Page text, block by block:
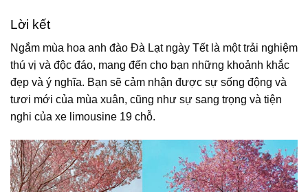
Lời kết
Ngắm mùa hoa anh đào Đà Lạt ngày Tết là một trải nghiệm
thú vị và độc đáo, mang đến cho bạn những khoảnh khắc
đẹp và ý nghĩa. Bạn sẽ cảm nhận được sự sống động và
tươi mới của mùa xuân, cũng như sự sang trọng và tiện
nghi của xe limousine 19 chỗ.